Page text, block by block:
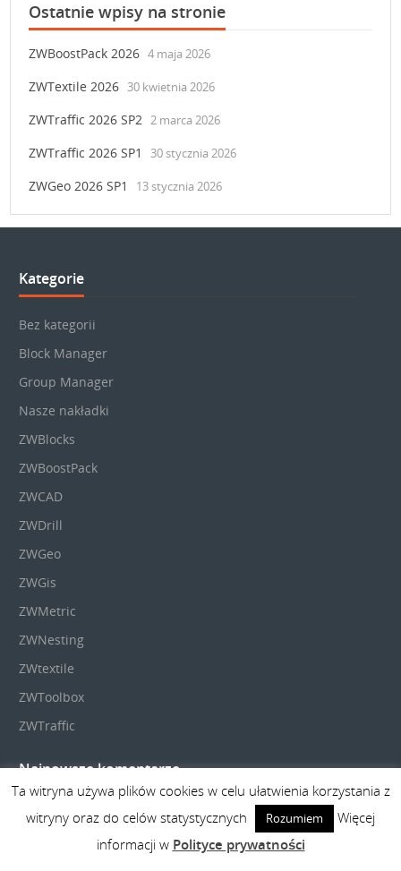
Ostatnie wpisy na stronie
ZWBoostPack 2026 4 maja 2026
ZWTextile 2026 30 kwietnia 2026
ZWTraffic 2026 SP2 2 marca 2026
ZWTraffic 2026 SP1 30 stycznia 2026
ZWGeo 2026 SP1 13 stycznia 2026
Kategorie
Bez kategorii
Block Manager
Group Manager
Nasze nakładki
ZWBlocks
ZWBoostPack
ZWCAD
ZWDrill
ZWGeo
ZWGis
ZWMetric
ZWNesting
ZWtextile
ZWToolbox
ZWTraffic
Najnowsze komentarze
COPYRIGHT © 2026 BLOG CAD. THEME BYVOLTHEMES
Ta witryna używa plików cookies w celu ułatwienia korzystania z
witryny oraz do celów statystycznych
Rozumiem
Więcej
informacji w Polityce prywatności